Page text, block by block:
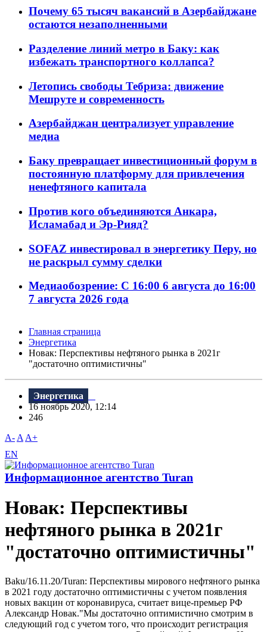
Почему 65 тысяч вакансий в Азербайджане
остаются незаполненными
Разделение линий метро в Баку: как
избежать транспортного коллапса?
Летопись свободы Тебриза: движение
Мешруте и современность
Азербайджан централизует управление
медиа
Баку превращает инвестиционный форум в
постоянную платформу для привлечения
ненефтяного капитала
Против кого объединяются Анкара,
Исламабад и Эр-Рияд?
SOFAZ инвестировал в энергетику Перу, но
не раскрыл сумму сделки
Медиаобозрение: С 16:00 6 августа до 16:00
7 августа 2026 года
Главная страница
Энергетика
Новак: Перспективы нефтяного рынка в 2021г
"достаточно оптимистичны"
Энергетика
16 ноябрь 2020, 12:14
246
A- A A+
EN
Информационное агентство Turan
Новак: Перспективы
нефтяного рынка в 2021г
"достаточно оптимистичны"
Baku/16.11.20/Turan: Перспективы мирового нефтяного рынка
в 2021 году достаточно оптимистичны с учетом появления
новых вакцин от коронавируса, считает вице-премьер РФ
Александр Новак."Мы достаточно оптимистично смотрим в
следующий год с учетом того, что происходит регистрация